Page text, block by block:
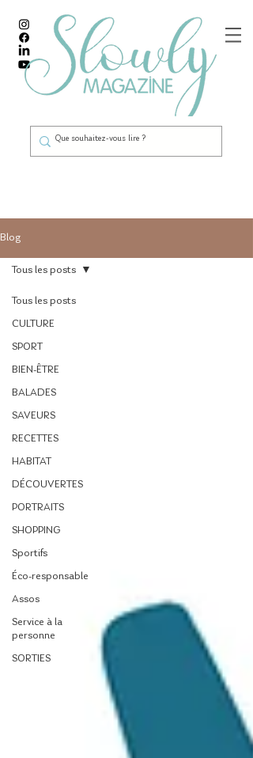
Blog
Tous les posts
CULTURE
SPORT
BIEN-ÊTRE
BALADES
SAVEURS
RECETTES
HABITAT
DÉCOUVERTES
PORTRAITS
SHOPPING
Sportifs
Éco-responsable
Assos
Service à la
personne
SORTIES
Tous les posts